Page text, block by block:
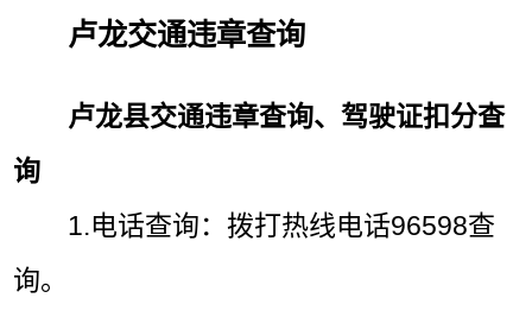
卢龙交通违章查询
卢龙县交通违章查询、驾驶证扣分查
询
1.电话查询：拨打热线电话96598查
询。